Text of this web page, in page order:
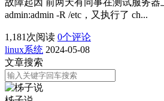
admin:admin -R /etc，又执行了 ch...
1,181 次阅读 0个评论
linux系统 2024-05-08
文章搜索